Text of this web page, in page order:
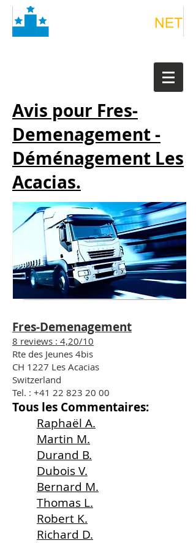
Avis pour Fres-
Demenagement -
Déménagement Les
Acacias.
Fres-Demenagement
8 reviews : 4,20/10
Rte des Jeunes 4bis
CH 1227 Les Acacias
Switzerland
Tel. : +41 22 823 20 00
Tous les Commentaires:
Raphaël A.
Martin M.
Durand B.
Dubois V.
Bernard M.
Thomas L.
Robert K.
Richard D.